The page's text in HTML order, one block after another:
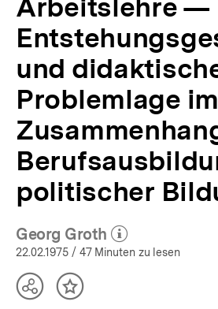
Arbeitslehre —
und
Problemlage im
politischer
Georg Groth
(Mehr zum Autor)
öffnen
22.02.1975 / 47 Minuten zu lesen
TeilenInhalt